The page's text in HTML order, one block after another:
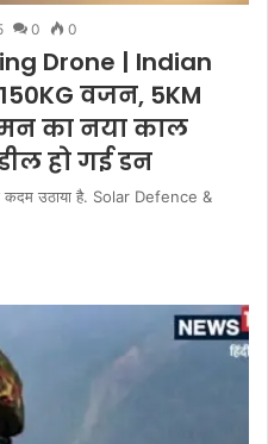
0 0
Drone | Indian
वजन, 5KM
का नया काल
हो गई डन
कदम उठाया है. Solar Defence &